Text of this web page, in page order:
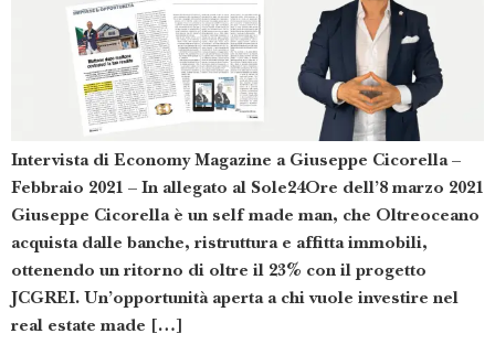
Intervista di Economy Magazine a Giuseppe Cicorella –
Febbraio 2021 – In allegato al Sole24Ore dell’8 marzo 2021
Giuseppe Cicorella è un self made man, che Oltreoceano
acquista dalle banche, ristruttura e affitta immobili,
ottenendo un ritorno di oltre il 23% con il progetto
JCGREI. Un’opportunità aperta a chi vuole investire nel
real estate made […]